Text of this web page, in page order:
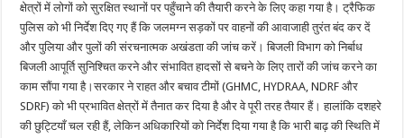
क्षेत्रों में लोगों को सुरक्षित स्थानों पर पहुँचाने की तैयारी करने के लिए कहा गया है। ट्रैफिक
पुलिस को भी निर्देश दिए गए हैं कि जलमग्न सड़कों पर वाहनों की आवाजाही तुरंत बंद कर दें
और पुलिया और पुलों की संरचनात्मक अखंडता की जांच करें। बिजली विभाग को निर्बाध
बिजली आपूर्ति सुनिश्चित करने और संभावित हादसों से बचने के लिए तारों की जांच करने का
काम सौंपा गया है।सरकार ने राहत और बचाव टीमों (GHMC, HYDRAA, NDRF और
SDRF) को भी प्रभावित क्षेत्रों में तैनात कर दिया है और वे पूरी तरह तैयार हैं। हालांकि दशहरे
की छुट्टियाँ चल रही हैं, लेकिन अधिकारियों को निर्देश दिया गया है कि भारी बाढ़ की स्थिति में